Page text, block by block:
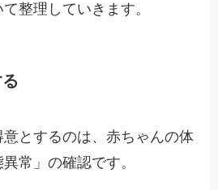
整理していきます。
とするのは、赤ちゃんの体
常」の確認です。